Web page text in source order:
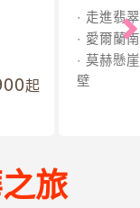
起
走進翡
愛爾蘭
莫赫懸
壁
旅